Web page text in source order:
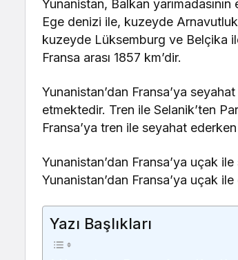
Yunanistan, Balkan
Ege denizi ile, kuzeyde
kuzeyde Lüksemburg ve Belçika
Fransa arası 1857 km’dir.
Yunanistan’dan Fransa’ya
etmektedir. Tren ile Selanik’ten
Fransa’ya tren ile seyahat
Yunanistan’dan Fransa’ya uçak
Yunanistan’dan Fransa’ya uçak
Yazı Başlıkları